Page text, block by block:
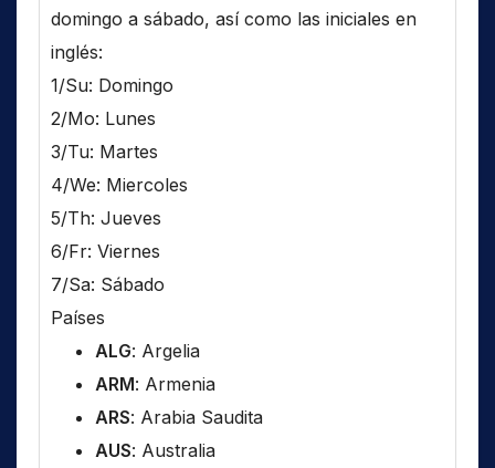
domingo a sábado, así como las iniciales en
inglés:
1/Su: Domingo
2/Mo: Lunes
3/Tu: Martes
4/We: Miercoles
5/Th: Jueves
6/Fr: Viernes
7/Sa: Sábado
Países
ALG: Argelia
ARM: Armenia
ARS: Arabia Saudita
AUS: Australia